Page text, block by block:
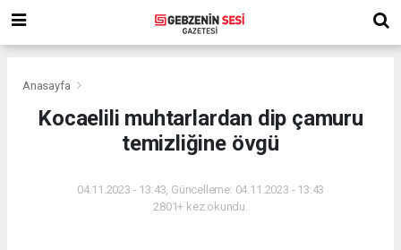
Anasayfa
Kocaelili muhtarlardan dip çamuru
temizliğine övgü
04.11.2023 - 13:43, Güncelleme: 04.11.2023 - 13:43
2801+ kez okundu.